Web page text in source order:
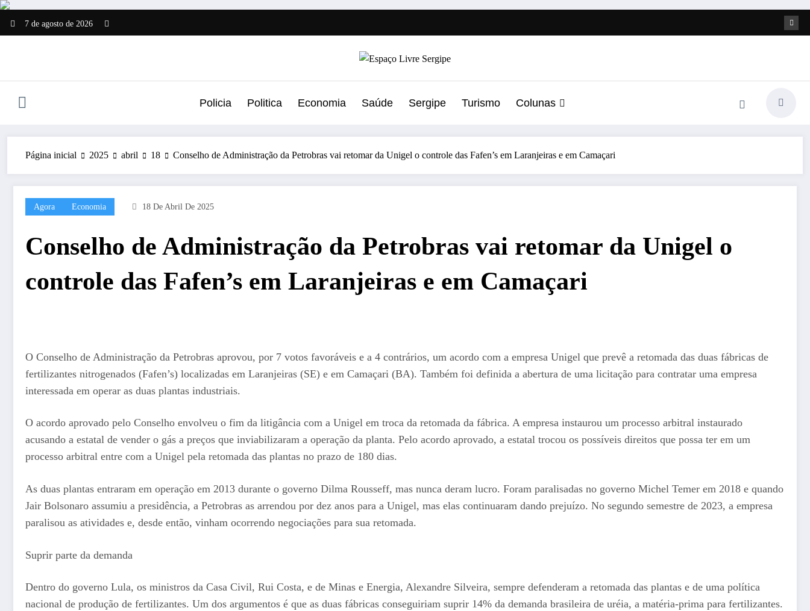
Pular
para
o
7 de agosto de 2026
Policia Politica Economia Saúde Sergipe Turismo Colunas
Página inicial 2025 abril 18 Conselho de Administração da Petrobras vai retomar da Unigel o controle das Fafen’s em Laranjeiras e em Camaçari
Agora Economia 18 De Abril De 2025
Conselho de Administração da Petrobras vai retomar da Unigel o
controle das Fafen’s em Laranjeiras e em Camaçari
O Conselho de Administração da Petrobras aprovou, por 7 votos favoráveis e a 4 contrários, um acordo com a empresa Unigel que prevê a retomada das duas fábricas de
fertilizantes nitrogenados (Fafen’s) localizadas em Laranjeiras (SE) e em Camaçari (BA). Também foi definida a abertura de uma licitação para contratar uma empresa
interessada em operar as duas plantas industriais.
O acordo aprovado pelo Conselho envolveu o fim da litigância com a Unigel em troca da retomada da fábrica. A empresa instaurou um processo arbitral instaurado
acusando a estatal de vender o gás a preços que inviabilizaram a operação da planta. Pelo acordo aprovado, a estatal trocou os possíveis direitos que possa ter em um
processo arbitral entre com a Unigel pela retomada das plantas no prazo de 180 dias.
As duas plantas entraram em operação em 2013 durante o governo Dilma Rousseff, mas nunca deram lucro. Foram paralisadas no governo Michel Temer em 2018 e quando
Jair Bolsonaro assumiu a presidência, a Petrobras as arrendou por dez anos para a Unigel, mas elas continuaram dando prejuízo. No segundo semestre de 2023, a empresa
paralisou as atividades e, desde então, vinham ocorrendo negociações para sua retomada.
Suprir parte da demanda
Dentro do governo Lula, os ministros da Casa Civil, Rui Costa, e de Minas e Energia, Alexandre Silveira, sempre defenderam a retomada das plantas e de uma política
nacional de produção de fertilizantes. Um dos argumentos é que as duas fábricas conseguiriam suprir 14% da demanda brasileira de uréia, a matéria-prima para fertilizantes.